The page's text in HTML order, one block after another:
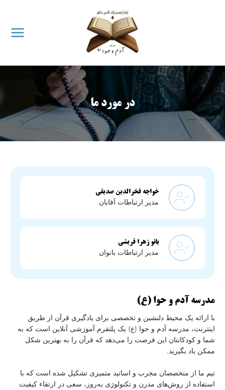
در مورد ما
خواجه فخرالدین صدیقی
مدیر ارتباطات آقایان
بانو زهرا قریشی
مدیر ارتباطات بانوان
مدرسه آدم و حوا (ع)
با ارائه یک محیط دلنشین و تخصصی برای یادگیری قرآن از طریق
اینترنت، مدرسه آدم و حوا (ع) یک پلتفرم آموزشی آنلاین است که به
شما و کودکانتان این فرصت را می‌دهد که قرآن را به بهترین شکل
ممکن یاد بگیرید.
تیم ما از متخصصان مجرب و اساتید متمیزی تشکیل شده است که با
استفاده از روش‌های مدرن و تکنولوژی به‌روز، سعی در ارتقاء کیفیت